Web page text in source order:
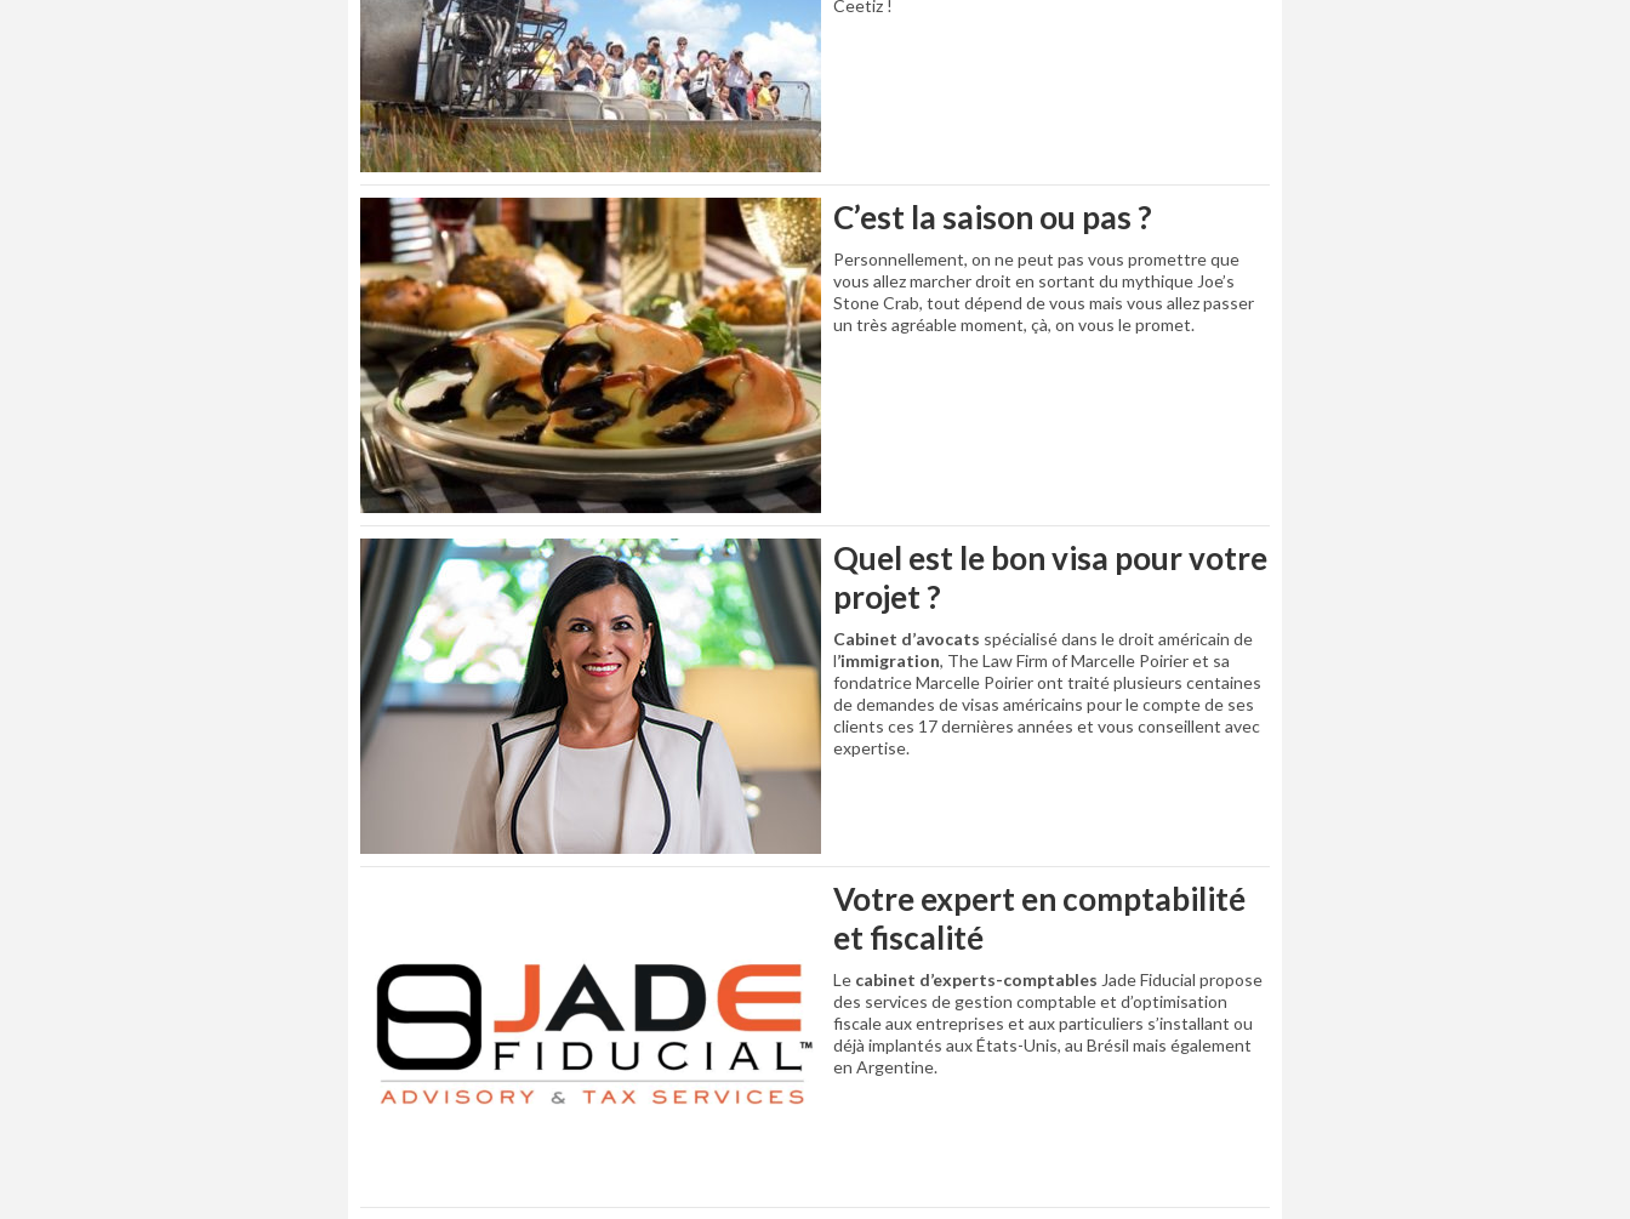
Ceetiz !
C’est la saison ou pas ?
Personnellement, on ne peut pas vous promettre que
vous allez marcher droit en sortant du mythique Joe’s
Stone Crab, tout dépend de vous mais vous allez passer
un très agréable moment, çà, on vous le promet.
Quel est le bon visa pour votre
projet ?
Cabinet d’avocats spécialisé dans le droit américain de
l’immigration, The Law Firm of Marcelle Poirier et sa
fondatrice Marcelle Poirier ont traité plusieurs centaines
de demandes de visas américains pour le compte de ses
clients ces 17 dernières années et vous conseillent avec
expertise.
Votre expert en comptabilité
et fiscalité
Le cabinet d’experts-comptables Jade Fiducial propose
des services de gestion comptable et d’optimisation
fiscale aux entreprises et aux particuliers s’installant ou
déjà implantés aux États-Unis, au Brésil mais également
en Argentine.